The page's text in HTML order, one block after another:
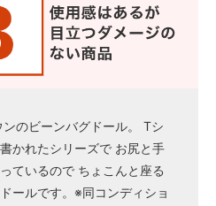
のビーンバグドール。 Tシ
かれたシリーズで お尻と手
ているので ちょこんと座る
ールです。※同コンディショ